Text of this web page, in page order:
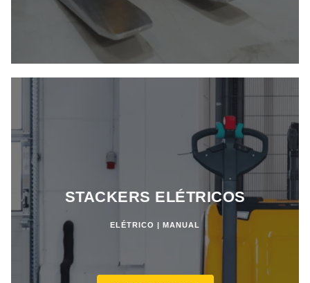
STACKERS ELÉTRICOS
ELÉTRICO | MANUAL